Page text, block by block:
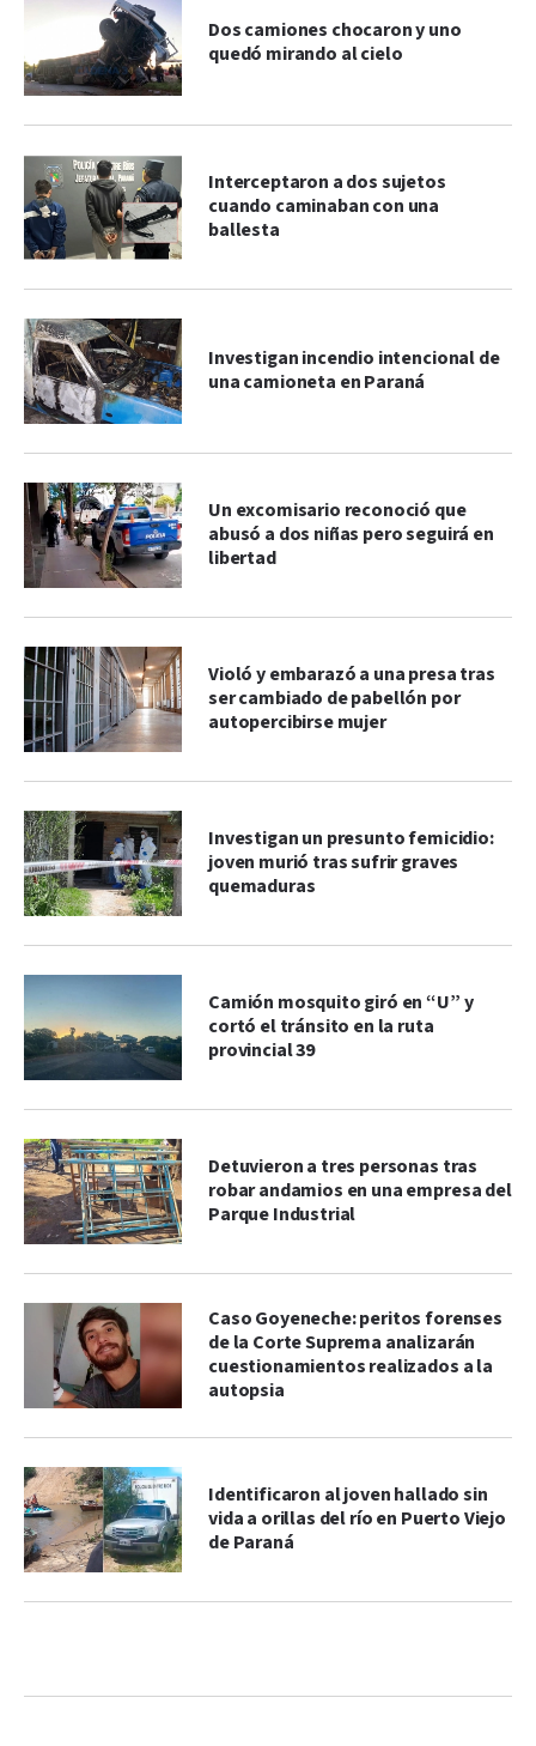
Dos camiones chocaron y uno
quedó mirando al cielo
Interceptaron a dos sujetos
cuando caminaban con una
ballesta
Investigan incendio intencional de
una camioneta en Paraná
Un excomisario reconoció que
abusó a dos niñas pero seguirá en
libertad
Violó y embarazó a una presa tras
ser cambiado de pabellón por
autopercibirse mujer
Investigan un presunto femicidio:
joven murió tras sufrir graves
quemaduras
Camión mosquito giró en “U” y
cortó el tránsito en la ruta
provincial 39
Detuvieron a tres personas tras
robar andamios en una empresa del
Parque Industrial
Caso Goyeneche: peritos forenses
de la Corte Suprema analizarán
cuestionamientos realizados a la
autopsia
Identificaron al joven hallado sin
vida a orillas del río en Puerto Viejo
de Paraná